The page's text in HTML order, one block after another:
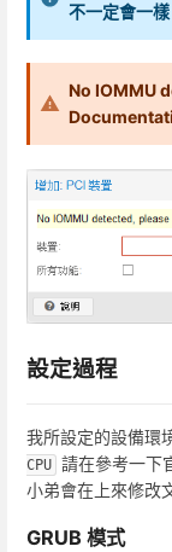
不一定會一
No IOMMU
設定過程
我所設定的設備環
CPU 請在參考一下
小弟會在上來修改
GRUB 模式